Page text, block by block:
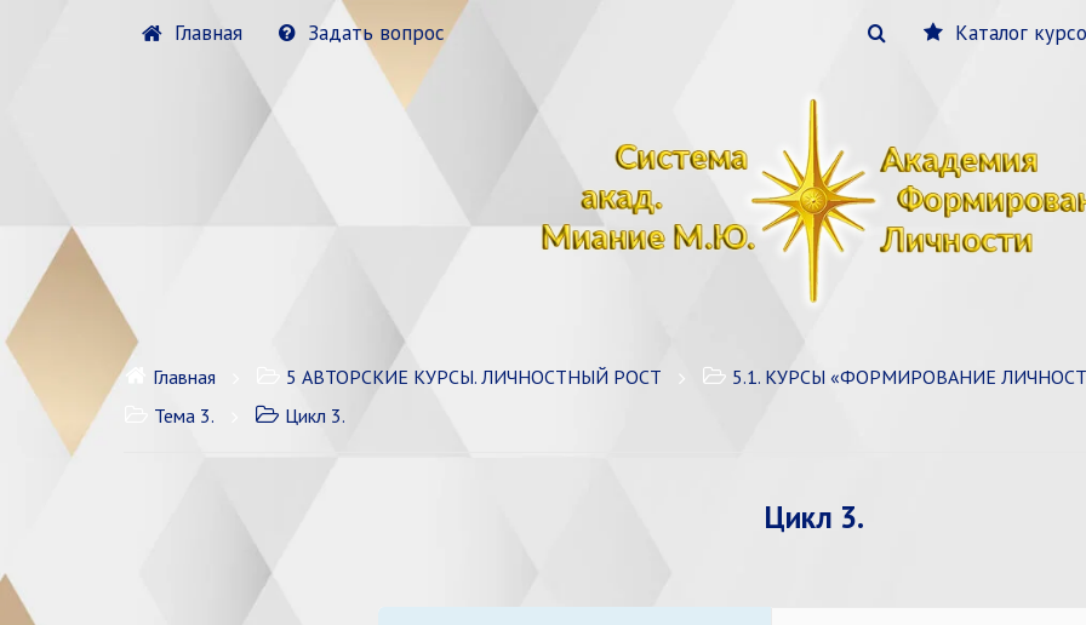
Главная Задать вопрос Каталог
Главная 5 АВТОРСКИЕ КУРСЫ. ЛИЧНОСТНЫЙ РОСТ 5.1. КУРСЫ «ФОРМИРОВАНИЕ ЛИЧНОСТИ»
Тема 3.
Цикл 3.
Цикл 3.